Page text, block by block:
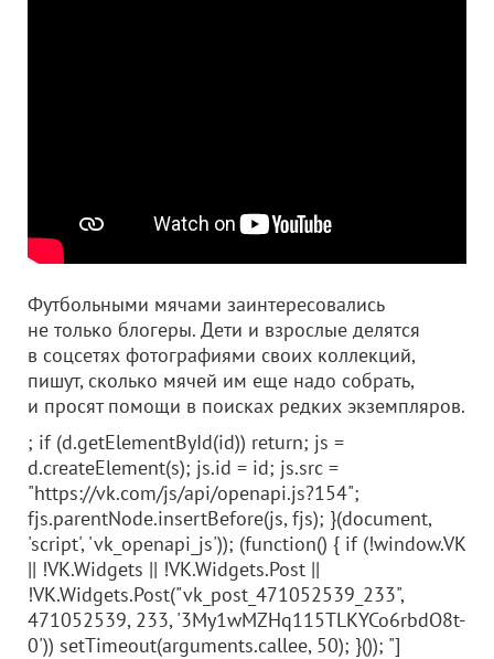
Футбольными мячами заинтересовались
не только блогеры. Дети и взрослые делятся
в соцсетях фотографиями своих коллекций,
пишут, сколько мячей им еще надо собрать,
и просят помощи в поисках редких экземпляров.
; if (d.getElementById(id)) return; js =
d.createElement(s); js.id = id; js.src =
"https://vk.com/js/api/openapi.js?154";
fjs.parentNode.insertBefore(js, fjs); }(document,
'script', 'vk_openapi_js')); (function() { if (!window.VK
|| !VK.Widgets || !VK.Widgets.Post ||
!VK.Widgets.Post("vk_post_471052539_233",
471052539, 233, '3My1wMZHq115TLKYCo6rbdO8t-
0')) setTimeout(arguments.callee, 50); }()); "]